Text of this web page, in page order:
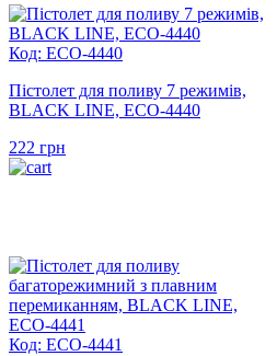
Код: ECO-4440
Пістолет для поливу 7 режимів,
BLACK LINE, ECO-4440
222 грн
Код: ECO-4441